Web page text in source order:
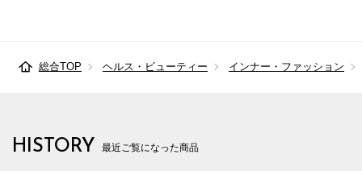
総合TOP ヘルス・ビューティー インナー・ファッション
HISTORY 最近ご覧になった商品